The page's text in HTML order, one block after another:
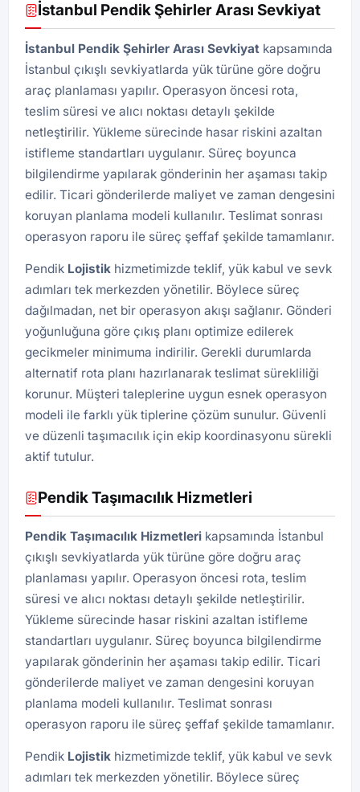
İstanbul Pendik Şehirler Arası Sevkiyat
İstanbul Pendik Şehirler Arası Sevkiyat kapsamında
İstanbul çıkışlı sevkiyatlarda yük türüne göre doğru
araç planlaması yapılır. Operasyon öncesi rota,
teslim süresi ve alıcı noktası detaylı şekilde
netleştirilir. Yükleme sürecinde hasar riskini azaltan
istifleme standartları uygulanır. Süreç boyunca
bilgilendirme yapılarak gönderinin her aşaması takip
edilir. Ticari gönderilerde maliyet ve zaman dengesini
koruyan planlama modeli kullanılır. Teslimat sonrası
operasyon raporu ile süreç şeffaf şekilde tamamlanır.
Pendik Lojistik hizmetimizde teklif, yük kabul ve sevk
adımları tek merkezden yönetilir. Böylece süreç
dağılmadan, net bir operasyon akışı sağlanır. Gönderi
yoğunluğuna göre çıkış planı optimize edilerek
gecikmeler minimuma indirilir. Gerekli durumlarda
alternatif rota planı hazırlanarak teslimat sürekliliği
korunur. Müşteri taleplerine uygun esnek operasyon
modeli ile farklı yük tiplerine çözüm sunulur. Güvenli
ve düzenli taşımacılık için ekip koordinasyonu sürekli
aktif tutulur.
Pendik Taşımacılık Hizmetleri
Pendik Taşımacılık Hizmetleri kapsamında İstanbul
çıkışlı sevkiyatlarda yük türüne göre doğru araç
planlaması yapılır. Operasyon öncesi rota, teslim
süresi ve alıcı noktası detaylı şekilde netleştirilir.
Yükleme sürecinde hasar riskini azaltan istifleme
standartları uygulanır. Süreç boyunca bilgilendirme
yapılarak gönderinin her aşaması takip edilir. Ticari
gönderilerde maliyet ve zaman dengesini koruyan
planlama modeli kullanılır. Teslimat sonrası
operasyon raporu ile süreç şeffaf şekilde tamamlanır.
Pendik Lojistik hizmetimizde teklif, yük kabul ve sevk
adımları tek merkezden yönetilir. Böylece süreç